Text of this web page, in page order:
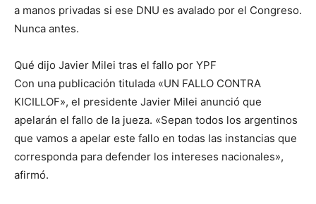
a manos privadas si ese DNU es avalado por el Congreso.
Nunca antes.
Qué dijo Javier Milei tras el fallo por YPF
Con una publicación titulada «UN FALLO CONTRA
KICILLOF», el presidente Javier Milei anunció que
apelarán el fallo de la jueza. «Sepan todos los argentinos
que vamos a apelar este fallo en todas las instancias que
corresponda para defender los intereses nacionales»,
afirmó.